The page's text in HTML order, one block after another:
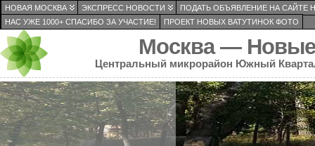
НОВАЯ МОСКВА ЭКСПРЕСС НОВОСТИ
ПОДАТЬ ОБЪЯВЛЕНИЕ НА САЙТЕ
НАС УЖЕ 1000+ СПАСИБО ЗА УЧАСТИЕ!
ПРОЕКТ НОВЫХ ВАТУТИНОК ФОТО
Москва — Новые
Центральный микрорайон Южный